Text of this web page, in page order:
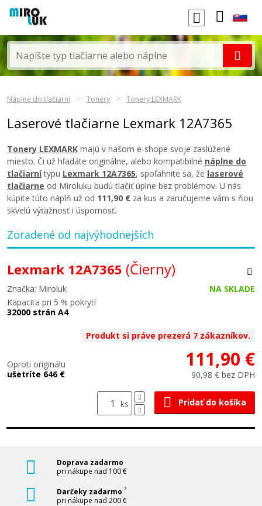
Náplne do tlačiarní Tonery Tonery LEXMARK
Laserové tlačiarne Lexmark 12A7365
Tonery LEXMARK majú v našom e-shope svoje zaslúžené
miesto. Či už hľadáte originálne, alebo kompatibilné náplne do
tlačiarnítypu Lexmark 12A7365, spoľahnite sa, že laserové
tlačiarne od Miroluku budú tlačiť úplne bez problémov. U nás
kúpite túto náplň už od 111,90 € za kus a zaručujeme vám s ňou
skvelú výťažnosť i úspornosť.
Zoradené od najvýhodnejších
Lexmark 12A7365 (Čierny)
Značka: Miroluk
NA SKLADE
Kapacita pri 5 % pokrytí
32000 strán A4
Produkt si práve prezerá 7 zákazníkov.
Oproti originálu
ušetríte 646 €
111,90 €
90,98 € bez DPH
ks Pridať do košíka
Doprava zadarmo
pri nákupe nad 100 €
Darčeky zadarmo ?
pri nákupe nad 200 €